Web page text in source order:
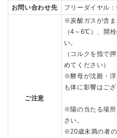
お問い合わせ先
フリーダイヤル
ご注意
※炭酸ガスが含
（4～6℃）、開
い。
（コルクを指で
めてください）
※酵母が沈殿・
も体に影響はござ
※陽の当たる場
さい。
※20歳未満の者